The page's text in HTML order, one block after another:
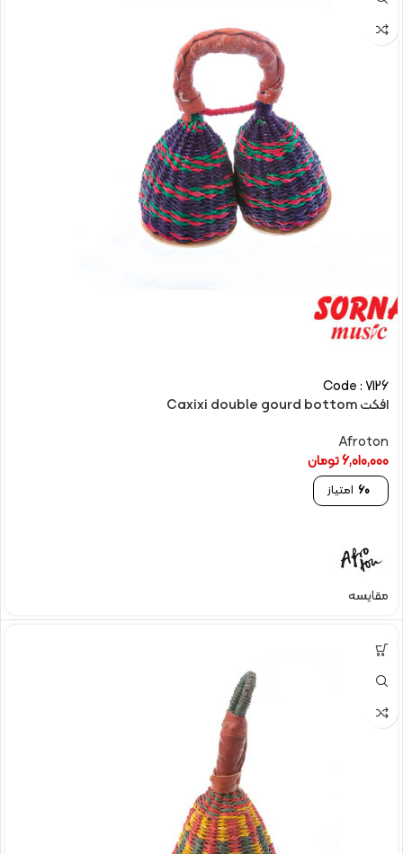
Code : 7126
افکت Caxixi double gourd bottom
Afroton
6,010,000تومان
60 امتیاز
مقایسه